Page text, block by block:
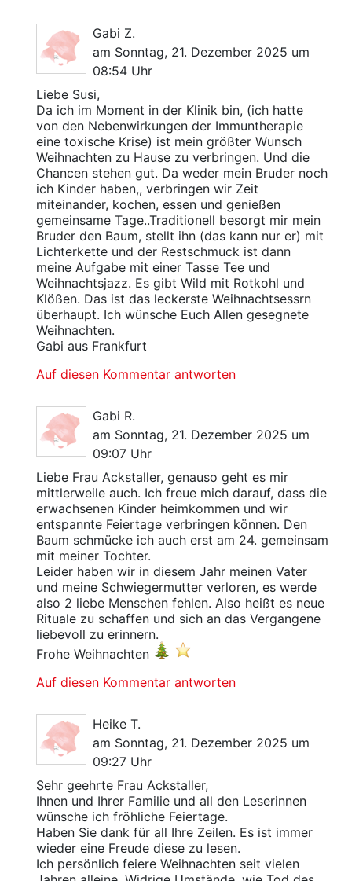
Gabi Z.
am Sonntag, 21. Dezember 2025 um
08:54 Uhr
Liebe Susi,
Da ich im Moment in der Klinik bin, (ich hatte
von den Nebenwirkungen der Immuntherapie
eine toxische Krise) ist mein größter Wunsch
Weihnachten zu Hause zu verbringen. Und die
Chancen stehen gut. Da weder mein Bruder noch
ich Kinder haben,, verbringen wir Zeit
miteinander, kochen, essen und genießen
gemeinsame Tage..Traditionell besorgt mir mein
Bruder den Baum, stellt ihn (das kann nur er) mit
Lichterkette und der Restschmuck ist dann
meine Aufgabe mit einer Tasse Tee und
Weihnachtsjazz. Es gibt Wild mit Rotkohl und
Klößen. Das ist das leckerste Weihnachtsessrn
überhaupt. Ich wünsche Euch Allen gesegnete
Weihnachten.
Gabi aus Frankfurt
Auf diesen Kommentar antworten
Gabi R.
am Sonntag, 21. Dezember 2025 um
09:07 Uhr
Liebe Frau Ackstaller, genauso geht es mir
mittlerweile auch. Ich freue mich darauf, dass die
erwachsenen Kinder heimkommen und wir
entspannte Feiertage verbringen können. Den
Baum schmücke ich auch erst am 24. gemeinsam
mit meiner Tochter.
Leider haben wir in diesem Jahr meinen Vater
und meine Schwiegermutter verloren, es werde
also 2 liebe Menschen fehlen. Also heißt es neue
Rituale zu schaffen und sich an das Vergangene
liebevoll zu erinnern.
Frohe Weihnachten
Auf diesen Kommentar antworten
Heike T.
am Sonntag, 21. Dezember 2025 um
09:27 Uhr
Sehr geehrte Frau Ackstaller,
Ihnen und Ihrer Familie und all den Leserinnen
wünsche ich fröhliche Feiertage.
Haben Sie dank für all Ihre Zeilen. Es ist immer
wieder eine Freude diese zu lesen.
Ich persönlich feiere Weihnachten seit vielen